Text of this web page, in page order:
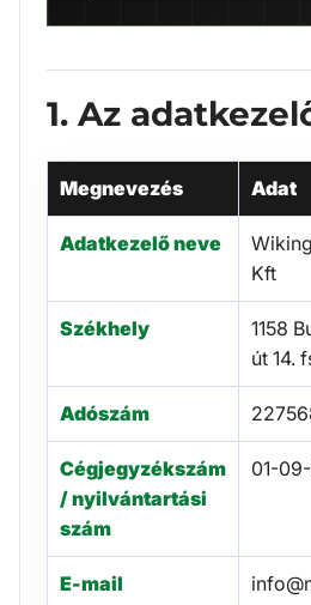
1. Az
Megnevezés Adat
Adatkezelő neve
Kft
Székhely
1158
út 14.
Adószám
Cégjegyzékszám
/ nyilvántartási
szám
01-
E-mail